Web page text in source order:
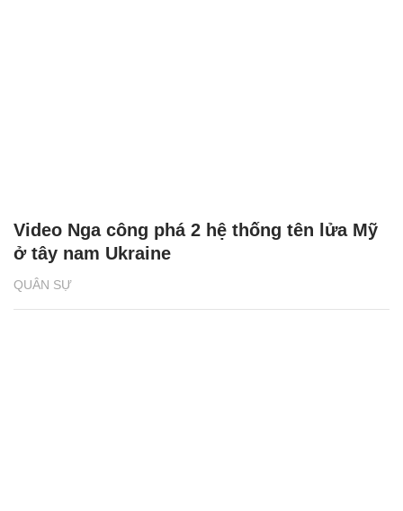
QUÂN SỰ
Video Nga công phá 2 hệ thống tên lửa Mỹ
ở tây nam Ukraine